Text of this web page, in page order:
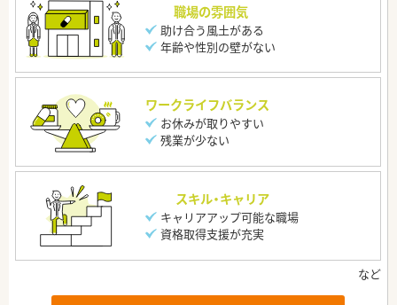
職場の雰囲気
助け合う風土がある
年齢や性別の壁がない
ワークライフバランス
お休みが取りやすい
残業が少ない
スキル・キャリア
キャリアアップ可能な職場
資格取得支援が充実